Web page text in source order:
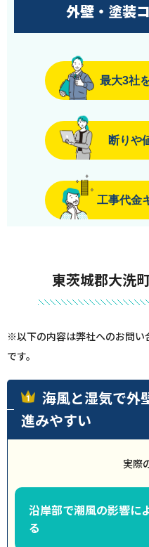
外壁・塗装
最大3社
断りや
工事代金
東茨城郡大洗
※以下の内容は弊社へのお問い
です。
海風と湿気で外
進みやすい
実際
沿岸部で潮風の影響に
る